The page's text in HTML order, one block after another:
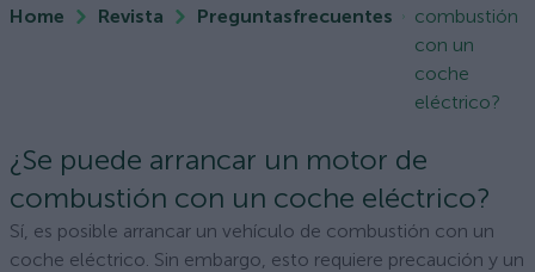
Home Revista Preguntasfrecuentes
combustión
con un
coche
eléctrico?
¿Se puede arrancar un motor de
combustión con un coche eléctrico?
Sí, es posible arrancar un vehículo de combustión con un
coche eléctrico. Sin embargo, esto requiere precaución y un